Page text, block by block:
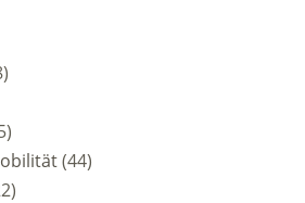
(44)